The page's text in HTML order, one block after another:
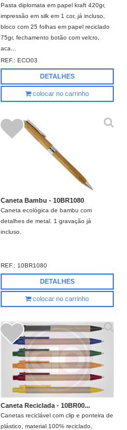
Pasta diplomata em papel kraft 420gr,
impressão em silk em 1 cor, já incluso,
bloco com 25 folhas em papel reciclado
75gr, fechamento botão com velcro,
aca...
REF.: ECO03
DETALHES
colocar no carrinho
Caneta Bambu - 10BR1080
Caneta ecológica de bambu com
detalhes de metal. 1 gravação já
incluso.
REF.: 10BR1080
DETALHES
colocar no carrinho
Caneta Reciclada - 10BR00...
Canetas reciclável com clip e ponteira de
plástico, material 100% reciclado,